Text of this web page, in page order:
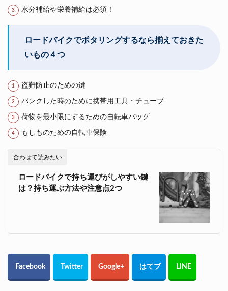
水分補給や栄養補給は必須！
ロードバイクでポタリングするなら揃えておきた
いもの４つ
盗難防止のための鍵
パンクした時のために携帯用工具・チューブ
荷物を最小限にするための自転車バッグ
もしものための自転車保険
合わせて読みたい
ロードバイクで持ち運びがしやすい鍵
は？持ち運ぶ方法や注意点2つ